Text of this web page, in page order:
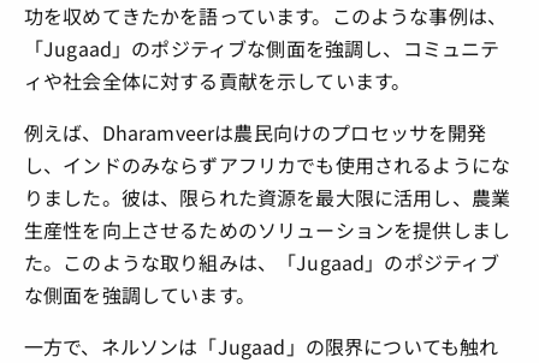
功を収めてきたかを語っています。このような事例は、
「Jugaad」のポジティブな側面を強調し、コミュニテ
ィや社会全体に対する貢献を示しています。
例えば、Dharamveerは農民向けのプロセッサを開発
し、インドのみならずアフリカでも使用されるようにな
りました。彼は、限られた資源を最大限に活用し、農業
生産性を向上させるためのソリューションを提供しまし
た。このような取り組みは、「Jugaad」のポジティブ
な側面を強調しています。
一方で、ネルソンは「Jugaad」の限界についても触れ